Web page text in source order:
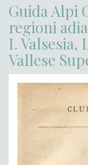
Guida Alpi
regioni
I. Valsesia,
Vallese